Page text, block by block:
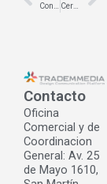
Contacto
Oficina
Comercial y de
Coordinacion
General: Av. 25
de Mayo 1610,